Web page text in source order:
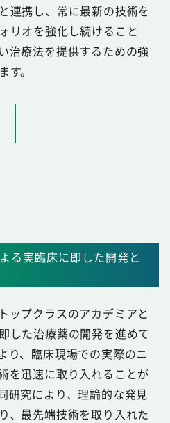
連携し、常に最新の技術を
リオを強化し続けること
治療法を提供するための強
。
る実臨床に即した開発と
ップクラスのアカデミアと
した治療薬の開発を進めて
り、臨床現場での実際のニ
を迅速に取り入れることが
研究により、理論的な発見
、最先端技術を取り入れた